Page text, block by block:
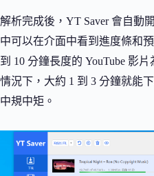
解析完成後，YT Saver 會自動
中可以在介面中看到進度條和
到 10 分鐘長度的 YouTube 影
情況下，大約 1 到 3 分鐘就能
中規中矩。